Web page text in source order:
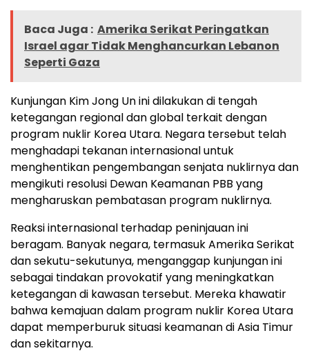
Baca Juga : Amerika Serikat Peringatkan
Israel agar Tidak Menghancurkan Lebanon
Seperti Gaza
Kunjungan Kim Jong Un ini dilakukan di tengah
ketegangan regional dan global terkait dengan
program nuklir Korea Utara. Negara tersebut telah
menghadapi tekanan internasional untuk
menghentikan pengembangan senjata nuklirnya dan
mengikuti resolusi Dewan Keamanan PBB yang
mengharuskan pembatasan program nuklirnya.
Reaksi internasional terhadap peninjauan ini
beragam. Banyak negara, termasuk Amerika Serikat
dan sekutu-sekutunya, menganggap kunjungan ini
sebagai tindakan provokatif yang meningkatkan
ketegangan di kawasan tersebut. Mereka khawatir
bahwa kemajuan dalam program nuklir Korea Utara
dapat memperburuk situasi keamanan di Asia Timur
dan sekitarnya.